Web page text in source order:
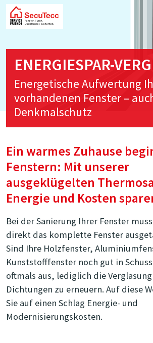
SecuTecc
ENERGIESPAR-
Energetische Aufwertung
vorhandenen Fenster –
Denkmalschutz
Ein warmes Zuhause
Fenstern: Mit unserer
ausgeklügelten
Energie und Kosten
Bei der Sanierung Ihrer Fenster
direkt das komplette Fenster
Sind Ihre Holzfenster,
Kunststofffenster noch gut in
oftmals aus, lediglich die
Dichtungen zu erneuern. Auf diese
Sie auf einen Schlag Energie- und
Modernisierungskosten.